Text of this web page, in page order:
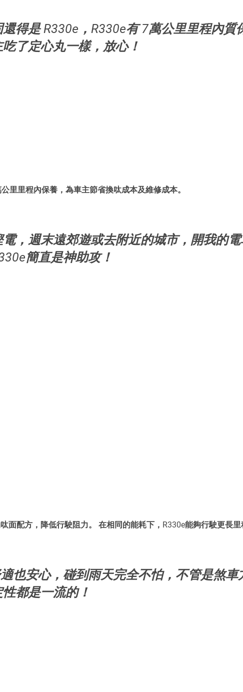
得是 R330e，R330e有 7萬公里里程內質
了定心丸一樣，放心！
里里程內保養，為車主節省換呔成本及維修成本。
電，週末遠郊遊或去附近的城市，開我的
簡直是神助攻！
面配方，降低行駛阻力。 在相同的能耗下，R330e能夠行駛更長里
也安心，碰到雨天完全不怕，不管是煞車
都是一流的！